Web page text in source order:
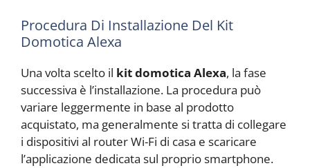
Procedura Di Installazione Del Kit
Domotica Alexa
Una volta scelto il kit domotica Alexa, la fase
successiva è l’installazione. La procedura può
variare leggermente in base al prodotto
acquistato, ma generalmente si tratta di collegare
i dispositivi al router Wi-Fi di casa e scaricare
l’applicazione dedicata sul proprio smartphone.